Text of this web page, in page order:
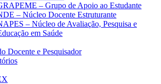
– Grupo de Apoio ao Estudante
– Núcleo Docente Estruturante
– Núcleo de Avaliação, Pesquisa e
em Saúde
Docente e Pesquisador